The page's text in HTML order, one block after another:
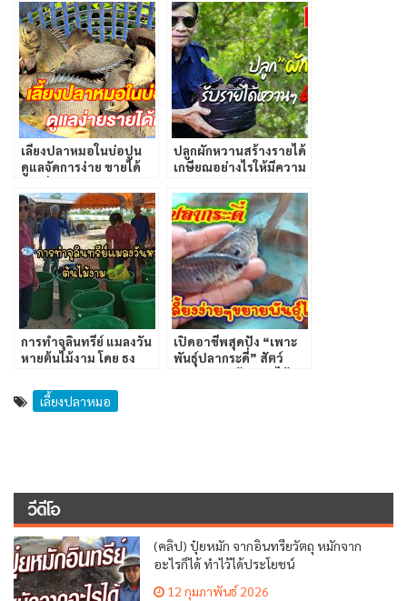
เลี้ยงปลาหมอในบ่อปูน
ดูแลจัดการง่าย ขายได้
ปลูกผักหวานสร้างรายได้
เกษียณอย่างไรให้มีความ
การทำจุลินทรีย์ แมลงวัน
หายต้นไม้งาม โดย ธง
เปิดอาชีพสุดปัง “เพาะ
พันธุ์ปลากระดี่” สัตว์
เลี้ยงปลาหมอ
วีดีโอ
(คลิป) ปุ๋ยหมัก จากอินทรียวัตถุ หมักจาก
อะไรก็ได้ ทำไว้ได้ประโยชน์
12 กุมภาพันธ์ 2026